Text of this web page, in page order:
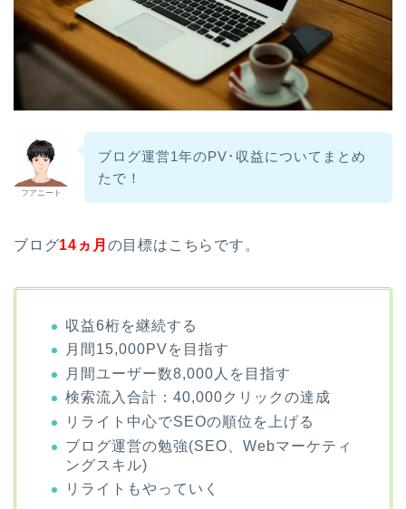
フアニート
ブログ運営1年のPV･収益についてまとめ
たで！
ブログ14ヵ月 の目標はこちらです。
収益6桁を継続する
月間15,000PVを目指す
月間ユーザー数8,000人を目指す
検索流入合計：40,000クリックの達成
リライト中心でSEOの順位を上げる
ブログ運営の勉強(SEO、Webマーケティ
ングスキル)
リライトもやっていく